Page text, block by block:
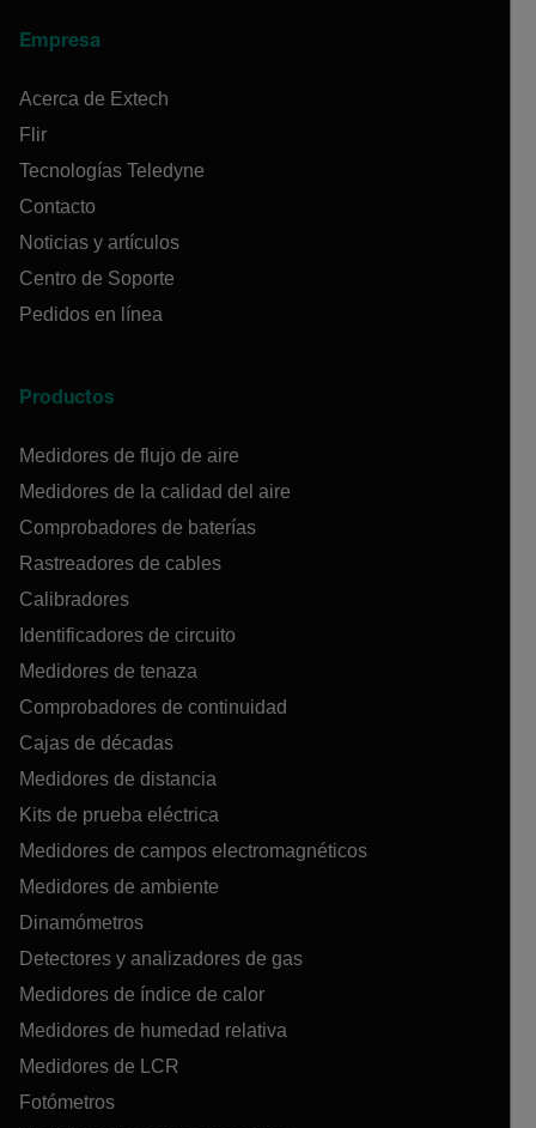
Empresa
Acerca de Extech
Flir
Tecnologías Teledyne
Contacto
Noticias y artículos
Centro de Soporte
Pedidos en línea
Productos
Medidores de flujo de aire
Medidores de la calidad del aire
Comprobadores de baterías
Rastreadores de cables
Calibradores
Identificadores de circuito
Medidores de tenaza
Comprobadores de continuidad
Cajas de décadas
Medidores de distancia
Kits de prueba eléctrica
Medidores de campos electromagnéticos
Medidores de ambiente
Dinamómetros
Detectores y analizadores de gas
Medidores de índice de calor
Medidores de humedad relativa
Medidores de LCR
Fotómetros